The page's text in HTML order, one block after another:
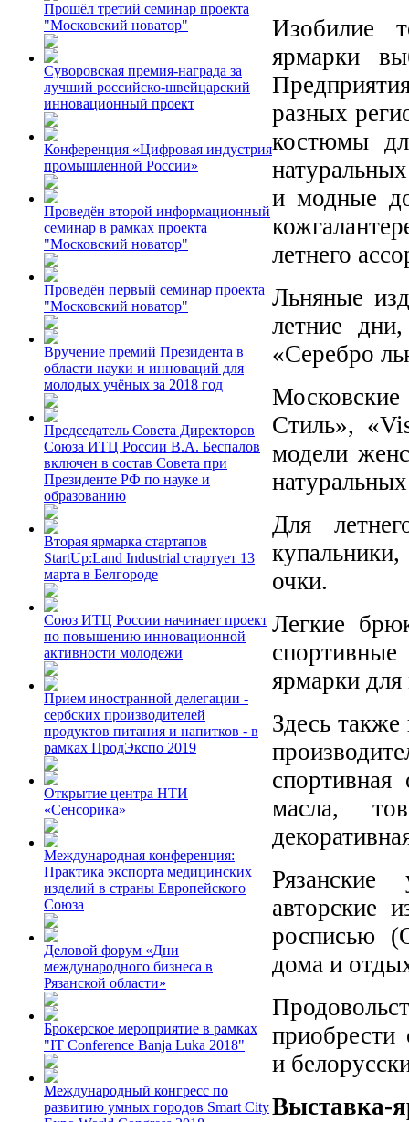
Прошёл третий семинар проекта
"Московский новатор"
Суворовская премия-награда за
лучший российско-швейцарский
инновационный проект
Конференция «Цифровая индустрия
промышленной России»
Проведён второй информационный
семинар в рамках проекта
"Московский новатор"
Проведён первый семинар проекта
"Московский новатор"
Вручение премий Президента в
области науки и инноваций для
молодых учёных за 2018 год
Председатель Совета Директоров
Союза ИТЦ России В.А. Беспалов
включен в состав Совета при
Президенте РФ по науке и
образованию
Вторая ярмарка стартапов
StartUp:Land Industrial стартует 13
марта в Белгороде
Союз ИТЦ России начинает проект
по повышению инновационной
активности молодежи
Прием иностранной делегации -
сербских производителей
продуктов питания и напитков - в
рамках ПродЭкспо 2019
Открытие центра НТИ
«Сенсорика»
Международная конференция:
Практика экспорта медицинских
изделий в страны Европейского
Союза
Деловой форум «Дни
международного бизнеса в
Рязанской области»
Брокерское мероприятие в рамках
"IT Conference Banja Luka 2018"
Международный конгресс по
развитию умных городов Smart City
Изобилие
ярмарки
разных
костюмы
и модные
летнего
Льняные
летние
«Серебро
Стиль»,
модели
Для
очки.
Легкие
ярмарки
Здесь также
спортивная
масла,
Рязанские
авторские
росписью
дома и
приобрести
и
Выставка-